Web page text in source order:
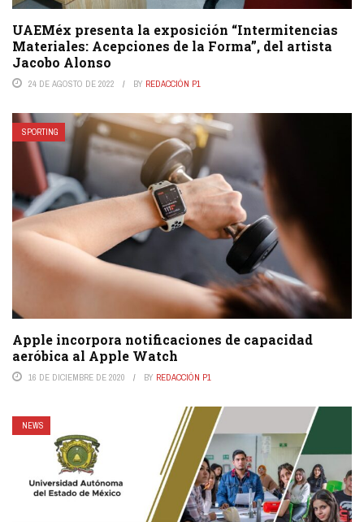
UAEMéx presenta la exposición “Intermitencias
Materiales: Acepciones de la Forma”, del artista
Jacobo Alonso
24 DE AGOSTO DE 2022 BY REDACCIÓN P1
SPORTING
Apple incorpora notificaciones de capacidad
aeróbica al Apple Watch
16 DE DICIEMBRE DE 2020 BY REDACCIÓN P1
NEWS